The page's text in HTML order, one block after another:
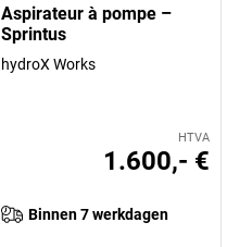
Aspirateur à pompe –
Sprintus
hydroX Works
HTVA
1.600,- €
Binnen 7 werkdagen